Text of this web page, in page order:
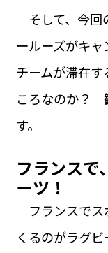
そして、今回
ールーズがキ
チームが滞在
ころなのか？
す。
フランスで
ーツ！
フランスでス
くるのがラグ